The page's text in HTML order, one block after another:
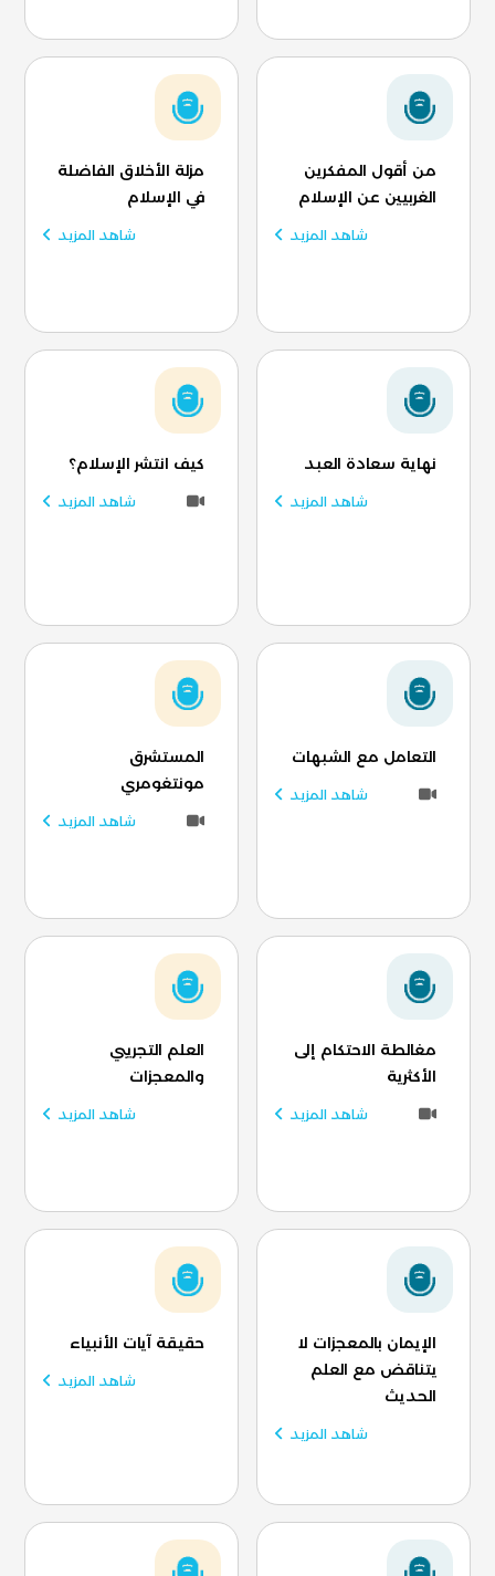
من أقول المفكرين
الغربيين عن الإسلام
شاهد المزيد
مزلة الأخلاق الفاضلة
في الإسلام
شاهد المزيد
نهاية سعادة العبد
شاهد المزيد
كيف انتشر الإسلام؟
شاهد المزيد
التعامل مع الشبهات
شاهد المزيد
المستشرق
مونتغومري
شاهد المزيد
مغالطة الاحتكام إلى
الأكثرية
شاهد المزيد
العلم التجريبي
والمعجزات
شاهد المزيد
الإيمان بالمعجزات لا
يتناقض مع العلم
الحديث
شاهد المزيد
حقيقة آيات الأنبياء
شاهد المزيد